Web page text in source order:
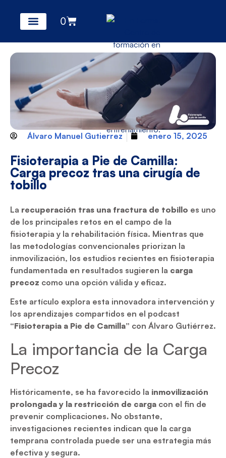
0
Álvaro Manuel Gutierrez enero 15, 2025
Fisioterapia a Pie de Camilla:
Carga precoz tras una cirugía de
tobillo
La recuperación tras una fractura de tobillo es uno
de los principales retos en el campo de la
fisioterapia y la rehabilitación física. Mientras que
las metodologías convencionales priorizan la
inmovilización, los estudios recientes en fisioterapia
fundamentada en resultados sugieren la carga
precoz como una opción válida y eficaz.
Este artículo explora esta innovadora intervención y
los aprendizajes compartidos en el podcast
“Fisioterapia a Pie de Camilla” con Álvaro Gutiérrez.
La importancia de la Carga
Precoz
Históricamente, se ha favorecido la inmovilización
prolongada y la restricción de carga con el fin de
prevenir complicaciones. No obstante,
investigaciones recientes indican que la carga
temprana controlada puede ser una estrategia más
efectiva y segura.